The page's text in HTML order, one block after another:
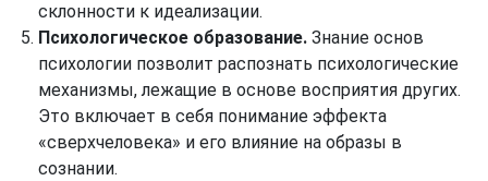
склонности к идеализации.
Психологическое образование. Знание основ
психологии позволит распознать психологические
механизмы, лежащие в основе восприятия других.
Это включает в себя понимание эффекта
«сверхчеловека» и его влияние на образы в
сознании.